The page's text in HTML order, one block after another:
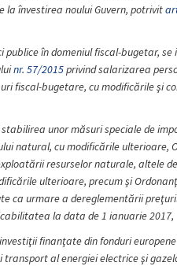
la învestirea noului Guvern, potrivit
în domeniul fiscal-bugetar, se
nr. 57/2015privind salarizarea
fiscal-bugetare, cu modificările şi
unor măsuri speciale de
natural, cu modificările ulterioare,
resurselor naturale, altele
ulterioare, precum şi
ca urmare a dereglementării
la data de 1 ianuarie 2017,
finanţate din fonduri
al energiei electrice şi